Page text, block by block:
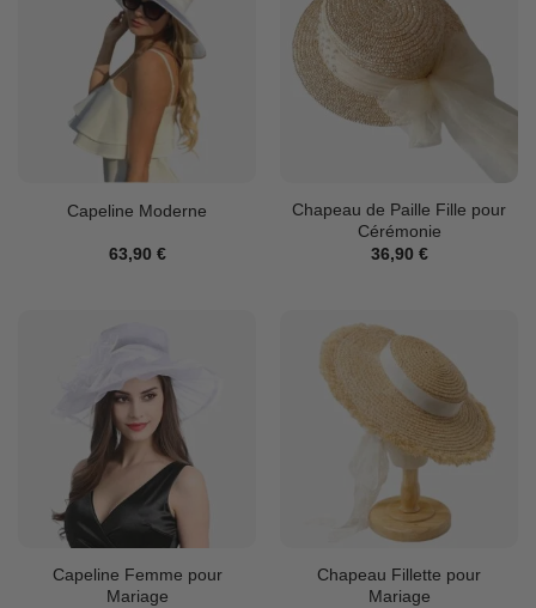
Capeline Moderne
63,90 €
Chapeau de Paille Fille pour
Cérémonie
36,90 €
Capeline Femme pour
Mariage
Chapeau Fillette pour
Mariage